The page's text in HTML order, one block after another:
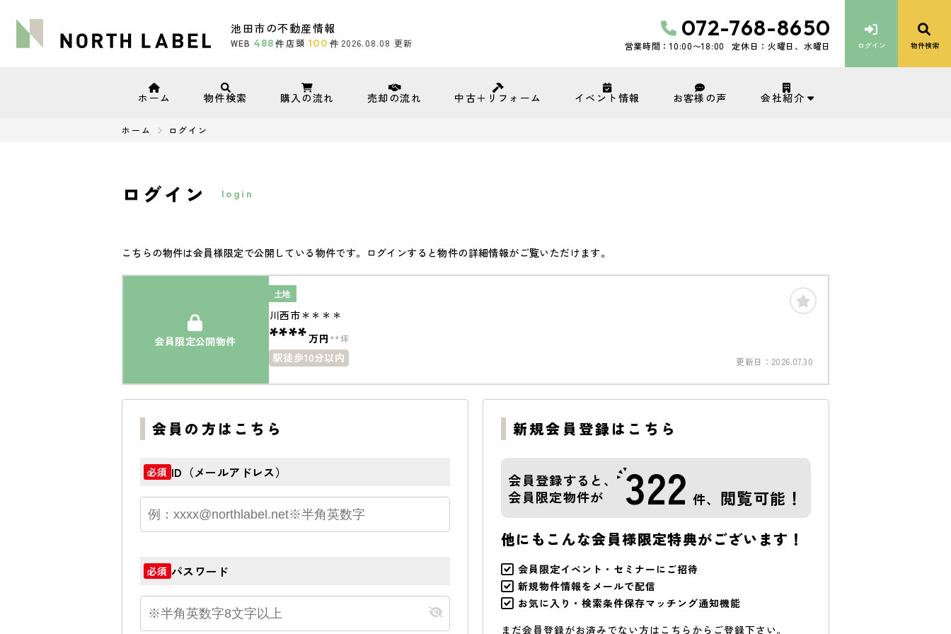
池田市の不動産情報
WEB 488 件 店頭 100 件 2026.08.08 更新
072-768-8650
営業時間：10:00〜18:00 定休日：火曜日、水曜日 ログイン 物件検索
ホーム 物件検索 購入の流れ 売却の流れ 中古＋リフォーム イベント情報 お客様の声 会社紹介
ホーム ログイン
ログイン login
こちらの物件は会員様限定で公開している物件です。ログインすると物件の詳細情報がご覧いただけます。
会員限定公開物件
土地
川西市＊＊＊＊
****万円 **坪
駅徒歩10分以内 更新日： 2026.07.30
会員の方はこちら
必須 ID（メールアドレス）
必須 パスワード
新規会員登録はこちら
会員登録すると、
会員限定物件が
322 件、 閲覧可能！
他にもこんな会員様限定特典がございます！
会員限定イベント・セミナーにご招待
新規物件情報をメールで配信
お気に入り・検索条件保存マッチング通知機能
まだ会員登録がお済みでない方はこちらからご登録下さい。